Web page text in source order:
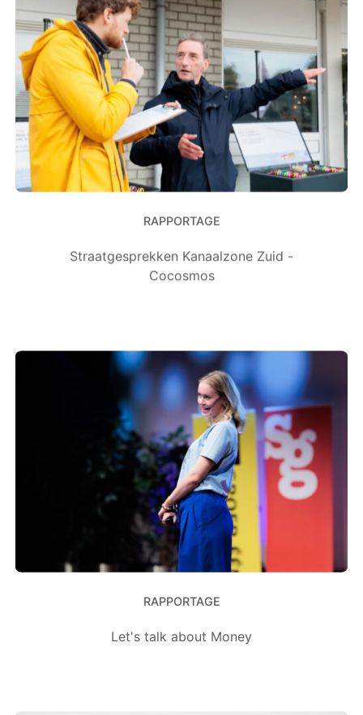
RAPPORTAGE
Straatgesprekken Kanaalzone Zuid -
Cocosmos
RAPPORTAGE
Let's talk about Money